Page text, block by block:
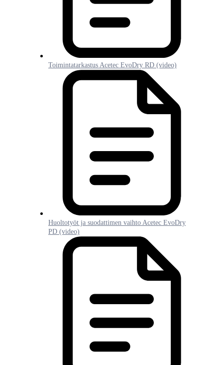
Toimintatarkastus Acetec EvoDry RD (video)
Huoltotyöt ja suodattimen vaihto Acetec EvoDry
PD (video)